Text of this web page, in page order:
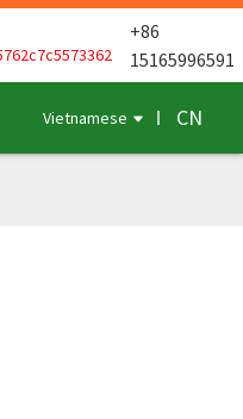
+86
15165996591
Vietnamese CN